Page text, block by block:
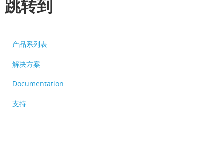
跳转到
产品系列表
解决方案
Documentation
支持